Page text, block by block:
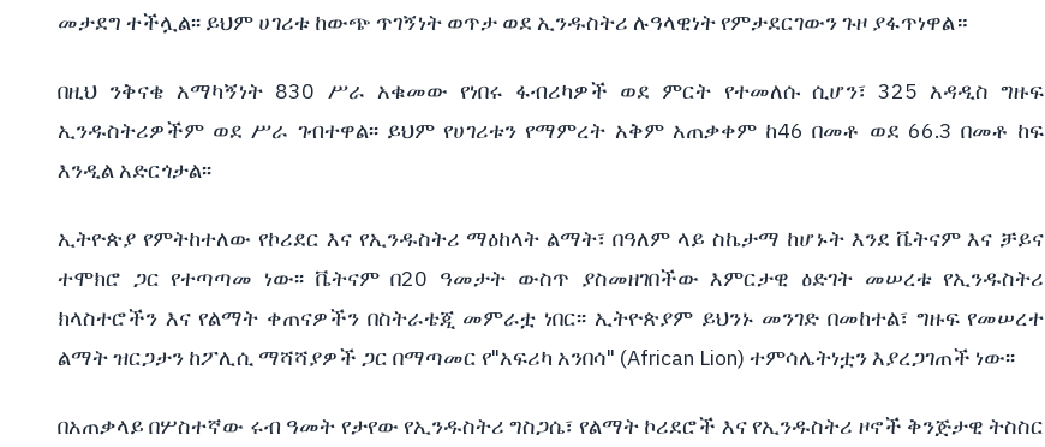
መታደግ ተችሏል፡፡ ይህም ሀገሪቱ ከውጭ ጥገኝነት ወጥታ ወደ ኢንዱስትሪ ሉዓላዊነት የምታደርገውን ጉዞ ያፋጥነዋል።
በዚህ ንቅናቄ አማካኝነት 830 ሥራ አቁመው የነበሩ ፋብሪካዎች ወደ ምርት የተመለሱ ሲሆን፣ 325 አዳዲስ ግዙፍ
ኢንዱስትሪዎችም ወደ ሥራ ገብተዋል፡፡ ይህም የሀገሪቱን የማምረት አቅም አጠቃቀም ከ46 በመቶ ወደ 66.3 በመቶ ከፍ
እንዲል አድርጎታል፡፡
ኢትዮጵያ የምትከተለው የኮሪደር እና የኢንዱስትሪ ማዕከላት ልማት፣ በዓለም ላይ ስኬታማ ከሆኑት እንደ ቬትናም እና ቻይና
ተሞክሮ ጋር የተጣጣመ ነው፡፡ ቬትናም በ20 ዓመታት ውስጥ ያስመዘገበችው እምርታዊ ዕድገት መሠረቱ የኢንዱስትሪ
ክላስተሮችን እና የልማት ቀጠናዎችን በስትራቴጂ መምራቷ ነበር፡፡ ኢትዮጵያም ይህንኑ መንገድ በመከተል፣ ግዙፍ የመሠረተ
ልማት ዝርጋታን ከፖሊሲ ማሻሻያዎች ጋር በማጣመር የ"አፍሪካ አንበሳ" (African Lion) ተምሳሌትነቷን እያረጋገጠች ነው፡፡
በአጠቃላይ በሦስተኛው ሩብ ዓመት የታየው የኢንዱስትሪ ግስጋሴ፣ የልማት ኮሪደሮች እና የኢንዱስትሪ ዞኖች ቅንጅታዊ ትስስር